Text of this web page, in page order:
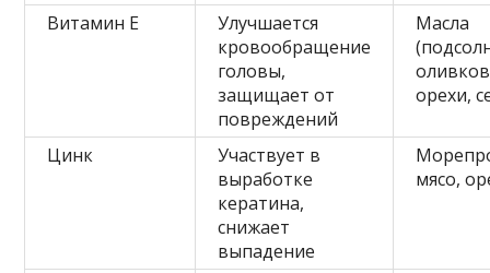
Витамин E
Улучшается
кровообращение
головы,
защищает от
повреждений
Масла
орехи,
Цинк
Участвует в
выработке
кератина,
снижает
выпадение
мясо,